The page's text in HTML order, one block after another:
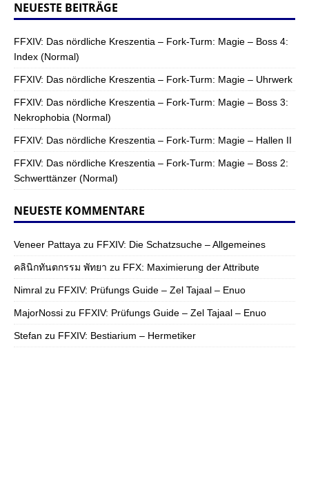
NEUESTE BEITRÄGE
FFXIV: Das nördliche Kreszentia – Fork-Turm: Magie – Boss 4:
Index (Normal)
FFXIV: Das nördliche Kreszentia – Fork-Turm: Magie – Uhrwerk
FFXIV: Das nördliche Kreszentia – Fork-Turm: Magie – Boss 3:
Nekrophobia (Normal)
FFXIV: Das nördliche Kreszentia – Fork-Turm: Magie – Hallen II
FFXIV: Das nördliche Kreszentia – Fork-Turm: Magie – Boss 2:
Schwerttänzer (Normal)
NEUESTE KOMMENTARE
Veneer Pattaya zu FFXIV: Die Schatzsuche – Allgemeines
คลินิกทันตกรรม พัทยา zu FFX: Maximierung der Attribute
Nimral zu FFXIV: Prüfungs Guide – Zel Tajaal – Enuo
MajorNossi zu FFXIV: Prüfungs Guide – Zel Tajaal – Enuo
Stefan zu FFXIV: Bestiarium – Hermetiker